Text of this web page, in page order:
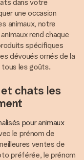
dans votre
une occasion
animaux, notre
rend chaque
spécifiques
dévoués ornés de la
tous les goûts.
chats les
pour animaux
le prénom de
ventes de
préférée, le prénom